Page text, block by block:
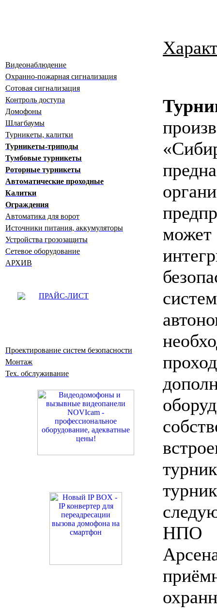
Видеонаблюдение
Охранно-пожарная сигнализация
Сотовая сигнализация
Контроль доступа
Домофоны
Шлагбаумы
Турникеты, калитки
Турникеты-триподы
Тумбовые турникеты
Роторные турникеты
Автоматические проходные
Калитки
Ограждения
Автоматика для ворот
Источники питания, аккумуляторы
Устройства грозозащиты
Сетевое оборудование
АРХИВ
ПРАЙС-ЛИСТ
Проектирование систем безопасности
Монтаж
Тех. обслуживание